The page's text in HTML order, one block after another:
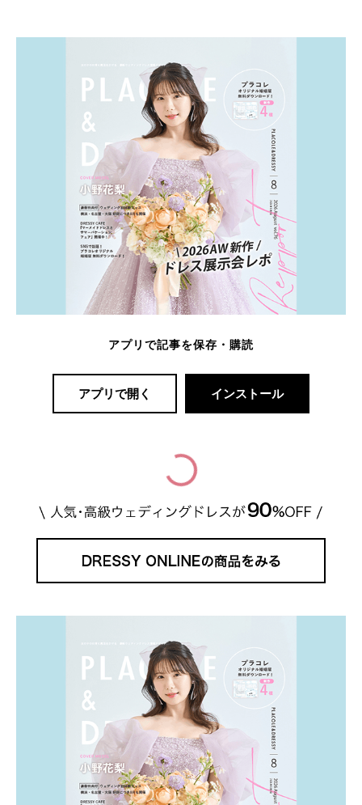
アプリで記事を保存・購読
アプリで開く インストール